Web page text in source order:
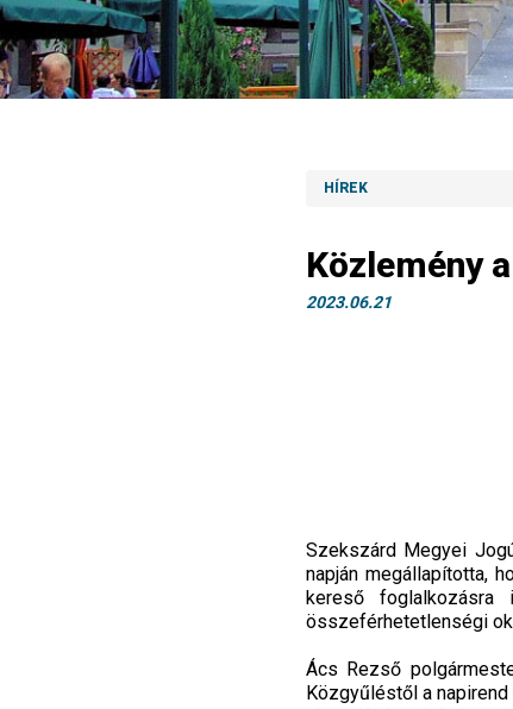
HÍREK
Közlemény
2023.06.21
Szekszárd Megyei
napján megállapította,
kereső
összeférhetetlenségi
Ács Rezső
Közgyűléstől a